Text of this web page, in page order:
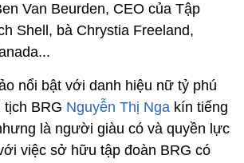
Van Beurden, CEO của Tập
Shell, bà Chrystia Freeland,
nổi bật với danh hiệu nữ tỷ phú
BRG Nguyễn Thị Nga kín tiếng
là người giàu có và quyền lực
việc sở hữu tập đoàn BRG có